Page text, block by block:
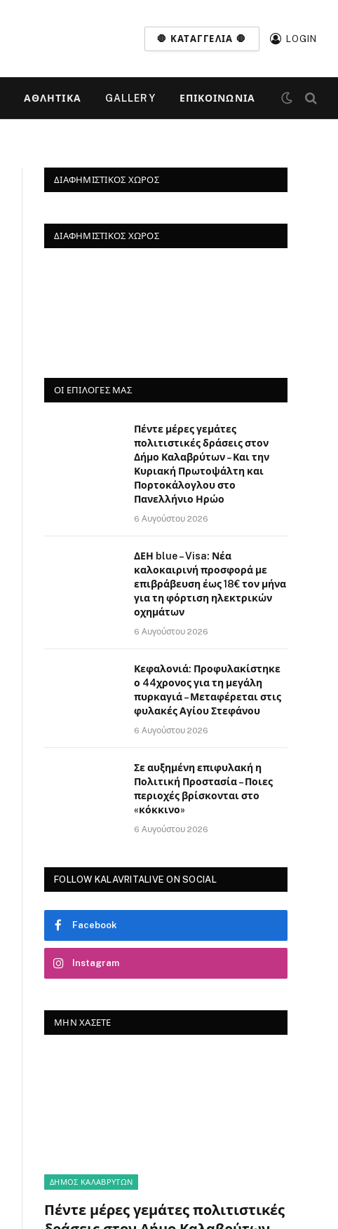
🛑 ΚΑΤΑΓΓΕΛΊΑ 🛑 LOGIN
ΑΘΛΗΤΙΚΆ GALLERY ΕΠΙΚΟΙΝΩΝΊΑ
ΔΙΑΦΗΜΙΣΤΙΚΌΣ ΧΏΡΟΣ
ΔΙΑΦΗΜΙΣΤΙΚΌΣ ΧΏΡΟΣ
ΟΙ ΕΠΙΛΟΓΈΣ ΜΑΣ
Πέντε μέρες γεμάτες
πολιτιστικές δράσεις στον
Δήμο Καλαβρύτων – Και την
Κυριακή Πρωτοψάλτη και
Πορτοκάλογλου στο
Πανελλήνιο Ηρώο
6 Αυγούστου 2026
ΔΕΗ blue – Visa: Νέα
καλοκαιρινή προσφορά με
επιβράβευση έως 18€ τον μήνα
για τη φόρτιση ηλεκτρικών
οχημάτων
6 Αυγούστου 2026
Κεφαλονιά: Προφυλακίστηκε
ο 44χρονος για τη μεγάλη
πυρκαγιά – Μεταφέρεται στις
φυλακές Αγίου Στεφάνου
6 Αυγούστου 2026
Σε αυξημένη επιφυλακή η
Πολιτική Προστασία – Ποιες
περιοχές βρίσκονται στο
«κόκκινο»
6 Αυγούστου 2026
FOLLOW KALAVRITALIVE ON SOCIAL
Facebook
Instagram
ΜΗΝ ΧΆΣΕΤΕ
ΔΗΜΟΣ ΚΑΛΑΒΡΥΤΩΝ
Πέντε μέρες γεμάτες πολιτιστικές